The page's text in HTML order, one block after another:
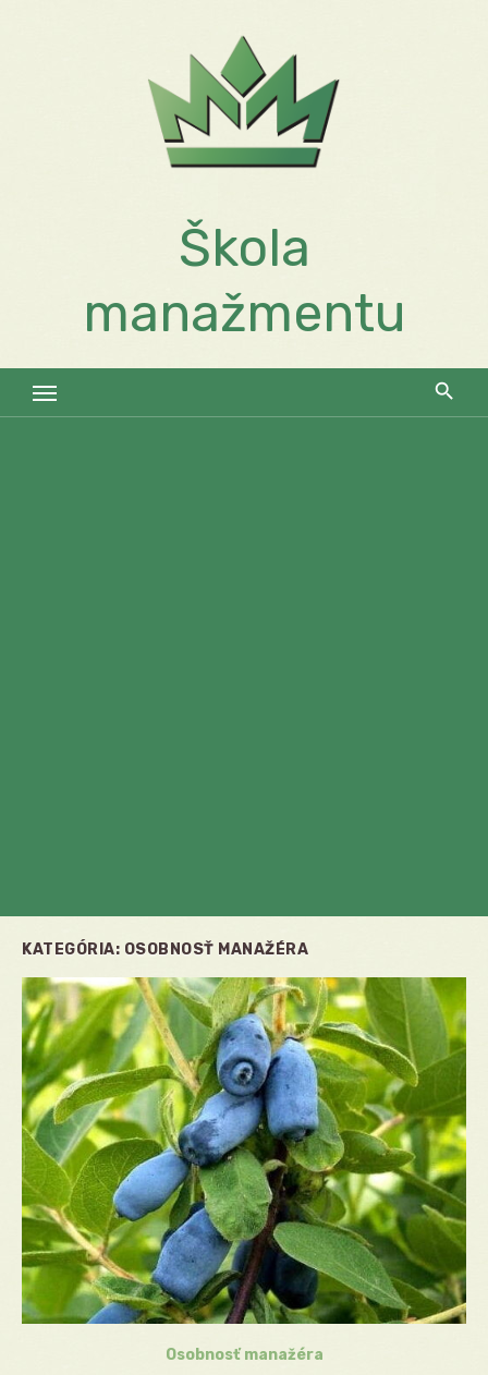
Škola
manažmentu
KATEGÓRIA: OSOBNOSŤ MANAŽÉRA
Osobnosť manažéra